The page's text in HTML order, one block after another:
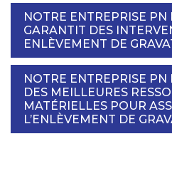
NOTRE ENTREPRISE PN
GARANTIT DES
ENLÈVEMENT DE
NOTRE ENTREPRISE
DES MEILLEURES
MATÉRIELLES POUR
L’ENLÈVEMENT DE